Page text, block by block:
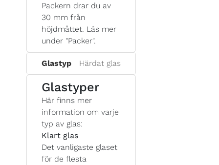
Packern drar du av
30 mm från
höjdmåttet. Läs mer
under "Packer".
Glastyp Härdat glas
Glastyper
Här finns mer
information om varje
typ av glas:
Klart glas
Det vanligaste glaset
för de flesta